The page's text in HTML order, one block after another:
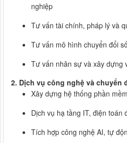
nghiệp
Tư vấn tài chính, pháp lý và
Tư vấn mô hình chuyển đổi
Tư vấn nhân sự và xây dựng
2. Dịch vụ công nghệ và chuyển
Xây dựng hệ thống phần
Dịch vụ hạ tầng IT, điện toán
Tích hợp công nghệ AI, tự